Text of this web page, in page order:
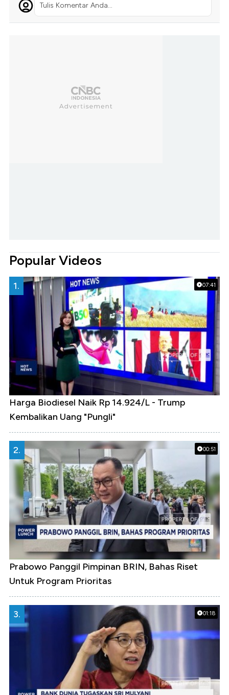
Tulis Komentar Anda...
Popular Videos
07:41
1.
Harga Biodiesel Naik Rp 14.924/L - Trump
Kembalikan Uang "Pungli"
00:51
2.
Prabowo Panggil Pimpinan BRIN, Bahas Riset
Untuk Program Prioritas
01:18
3.